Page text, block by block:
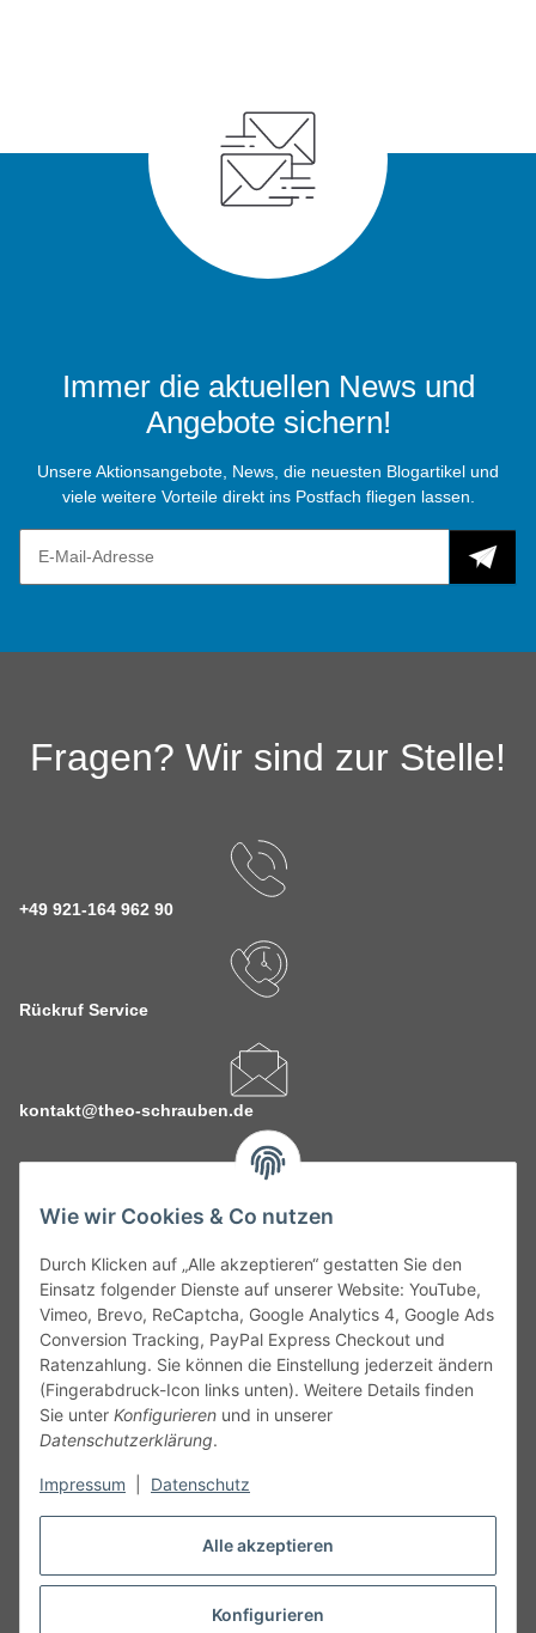
Alle akzeptieren
Konfigurieren
Wie wir Cookies & Co nutzen
Durch Klicken auf „Alle akzeptieren“ gestatten Sie den
Einsatz folgender Dienste auf unserer Website: YouTube,
Vimeo, Brevo, ReCaptcha, Google Analytics 4, Google Ads
Conversion Tracking, PayPal Express Checkout und
Ratenzahlung. Sie können die Einstellung jederzeit ändern
(Fingerabdruck-Icon links unten). Weitere Details finden
Sie unter Konfigurieren und in unserer
Datenschutzerklärung.
Impressum Datenschutz
Immer die aktuellen News und
Angebote sichern!
Unsere Aktionsangebote, News, die neuesten Blogartikel und
viele weitere Vorteile direkt ins Postfach fliegen lassen.
Fragen? Wir sind zur Stelle!
+49 921-164 962 90
Rückruf Service
kontakt@theo-schrauben.de
Service
Gesetzliche Informationen
Alle technischen Angaben ohne Gewähr. Irrtümer und fehlerhafte
Angaben vorbehalten. Wenn Sie Datenblätter oder spezielle
unseren Kundenservice. Abbildungen der Artikel können
Vertrag widerrufen